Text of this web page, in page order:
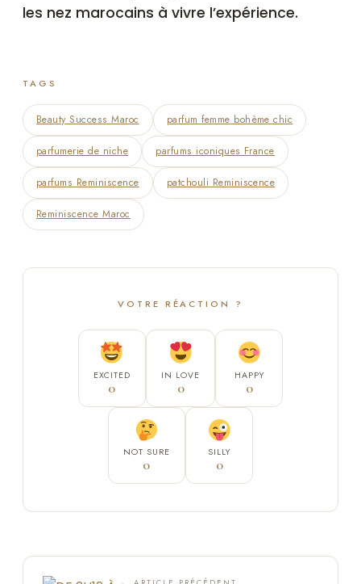
les nez marocains à vivre l’expérience.
TAGS
Beauty Success Maroc parfum femme bohème chic
parfumerie de niche parfums iconiques France
parfums Reminiscence patchouli Reminiscence
Reminiscence Maroc
VOTRE RÉACTION ?
EXCITED
0
IN LOVE
0
HAPPY
0
NOT SURE
0
SILLY
0